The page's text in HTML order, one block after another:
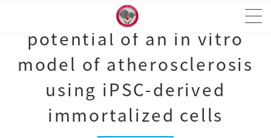
Exploring the therapeutic
potential of an in vitro
model of atherosclerosis
using iPSC-derived
immortalized cells